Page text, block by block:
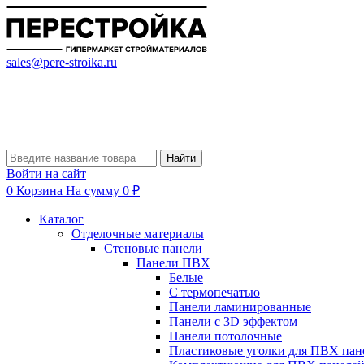
sales@pere-stroika.ru
Найти
Войти на сайт
0 Корзина На сумму 0 ₽
Каталог
Отделочные материалы
Стеновые панели
Панели ПВХ
Белые
С термопечатью
Панели ламинированные
Панели с 3D эффектом
Панели потолочные
Пластиковые уголки для ПВХ